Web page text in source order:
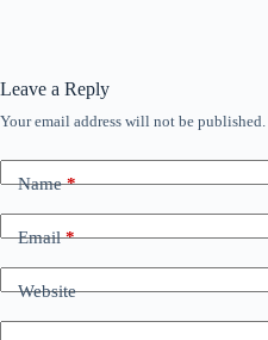
Leave a Reply
Your email address will not be published.
Name*
Email*
Website